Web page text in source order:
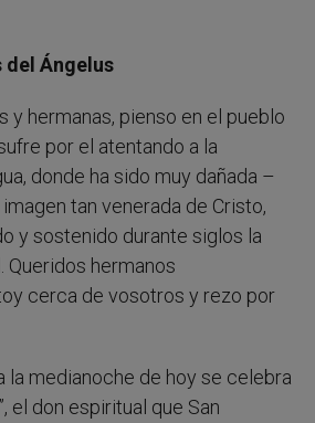
del Ángelus
y hermanas, pienso en el pueblo
por el atentando a la
donde ha sido muy dañada –
tan venerada de Cristo,
y sostenido durante siglos la
Queridos hermanos
cerca de vosotros y rezo por
la medianoche de hoy se celebra
el don espiritual que San